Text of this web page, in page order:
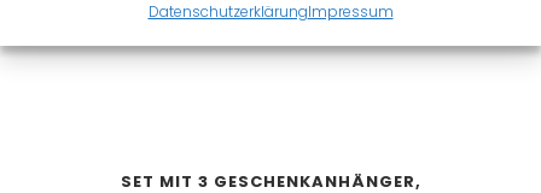
DatenschutzerklärungImpressum
SET MIT 3 GESCHENKANHÄNGER,